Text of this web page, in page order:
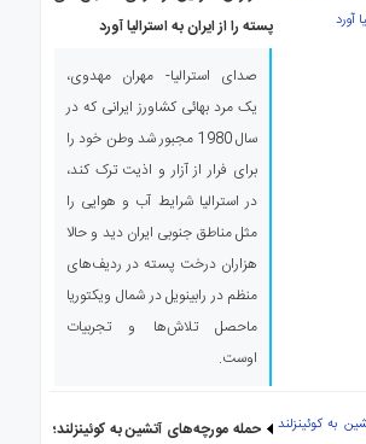
پسته را از ایران به استرالیا آورد
صدای استرالیا- مهران مهدوی،
یک مرد بهائی کشاورز ایرانی که در
سال 1980 مجبور شد وطن خود را
برای فرار از آزار و اذیت ترک کند،
در استرالیا شرایط آب و هوایی را
مثل مناطق جنوبی ایران دید و حالا
هزاران درخت پسته در ردیف‌های
منظم در رابینویل در شمال ویکتوریا
ماحصل تلاش‌ها و تجربیات
اوست.
حمله مورچه‌های آتشین به کوئینزلند؛